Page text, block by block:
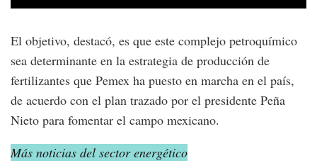
El objetivo, destacó, es que este complejo petroquímico
sea determinante en la estrategia de producción de
fertilizantes que Pemex ha puesto en marcha en el país,
de acuerdo con el plan trazado por el presidente Peña
Nieto para fomentar el campo mexicano.
Más noticias del sector energético